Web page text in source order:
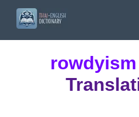
rowdyism